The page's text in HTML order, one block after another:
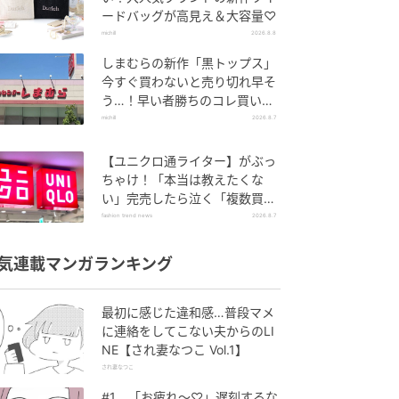
ードバッグが高見え＆大容量♡
michill 2026.8.8
しまむらの新作「黒トップス」
今すぐ買わないと売り切れ早そ
う…！早い者勝ちのコレ買いリ
スト
michill 2026.8.7
【ユニクロ通ライター】がぶっ
ちゃけ！「本当は教えたくな
い」完売したら泣く「複数買い
アイテム」
fashion trend news 2026.8.7
連載マンガランキング
最初に感じた違和感…普段マメ
に連絡をしてこない夫からのLI
NE【され妻なつこ Vol.1】
され妻なつこ